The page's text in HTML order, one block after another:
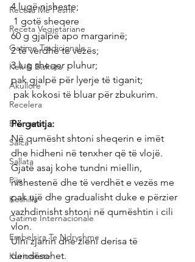
Receta Me Peshk
Receta Vegjetariane
Gatime Tradicionale
Kek & Biskota
Akullore
Recelera
Brumera
Salca
Sallata
Pije
Keshilla
Gatime Internacionale
Embelsira Te Ndryshme
Kuriozitete
4 lugë nisheste;
1 gotë sheqere
60 g gjalpë apo margarinë;
2 të verdhë të vezës;
3 lug sheqer pluhur;
pak gjalpë për lyerje të tiganit;
pak kokosi të bluar për zbukurim.
Përgatitja:
Në qumësht shtoni sheqerin e imët
dhe hidheni në tenxher që të vlojë.
Gjatë asaj kohe tundni miellin,
nishestenë dhe të verdhët e vezës me
pak ujë dhe gradualisht duke e përzier
vazhdimisht shtoni në qumështin i cili
vlon.
Ulni zjarrin dhe zieni derisa të
dendësohet.